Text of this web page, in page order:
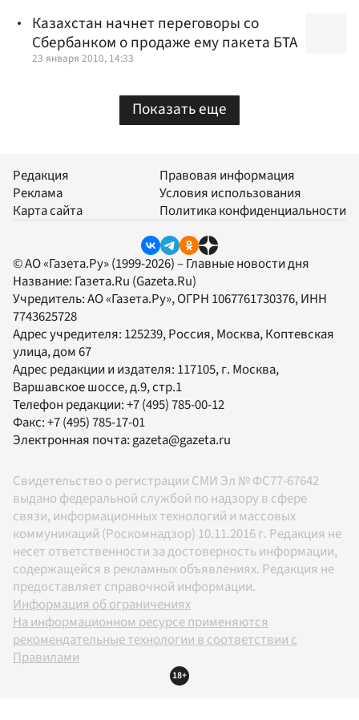
Казахстан начнет переговоры со
Сбербанком о продаже ему пакета БТА
23 января 2010, 14:33
Показать еще
Редакция
Реклама
Карта сайта
Правовая информация
Условия использования
Политика конфиденциальности
© АО «Газета.Ру» (1999-2026) – Главные новости дня
Название: Газета.Ru (Gazeta.Ru)
Учредитель:АО «Газета.Ру», ОГРН 1067761730376, ИНН
7743625728
Адрес учредителя: 125239, Россия, Москва, Коптевская
улица, дом 67
Адрес редакции и издателя: 117105, г. Москва,
Варшавское шоссе, д.9, стр.1
Телефон редакции:+7 (495) 785-00-12
Факс:+7 (495) 785-17-01
Электронная почта: gazeta@gazeta.ru
Свидетельство о регистрации СМИ Эл № ФС77-67642
выдано федеральной службой по надзору в сфере
связи, информационных технологий и массовых
коммуникаций (Роскомнадзор) 10.11.2016 г. Редакция не
несет ответственности за достоверность информации,
содержащейся в рекламных объявлениях. Редакция не
предоставляет справочной информации.
Информация об ограничениях
На информационном ресурсе применяются
рекомендательные технологии в соответствии с
Правилами
18+